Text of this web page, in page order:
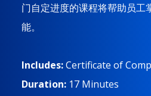
门自定进度的课程将帮助员工
能。
Includes:Certificate of
Duration: 17 Minutes